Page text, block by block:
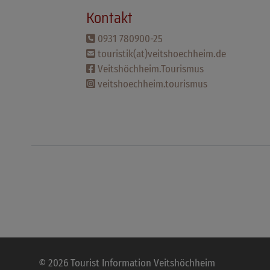
Kontakt
0931 780900-25
touristik(at)veitshoechheim.de
Veitshöchheim.Tourismus
veitshoechheim.tourismus
© 2026 Tourist Information Veitshöchheim